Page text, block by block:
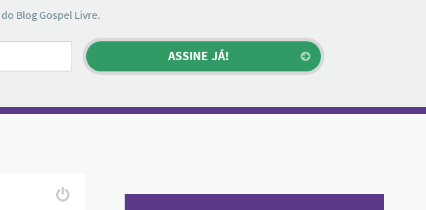
do Blog Gospel Livre.